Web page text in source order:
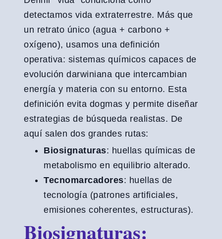
detectamos vida extraterrestre. Más que
un retrato único (agua + carbono +
oxígeno), usamos una definición
operativa: sistemas químicos capaces de
evolución darwiniana que intercambian
energía y materia con su entorno. Esta
definición evita dogmas y permite diseñar
estrategias de búsqueda realistas. De
aquí salen dos grandes rutas:
Biosignaturas: huellas químicas de
metabolismo en equilibrio alterado.
Tecnomarcadores: huellas de
tecnología (patrones artificiales,
emisiones coherentes, estructuras).
Biosignaturas: